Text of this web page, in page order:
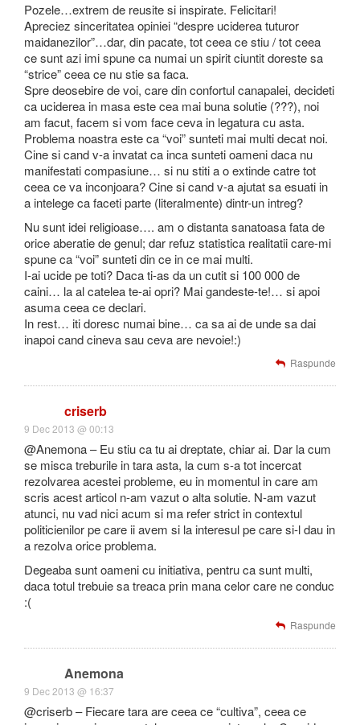
Pozele…extrem de reusite si inspirate. Felicitari!
Apreciez sinceritatea opiniei “despre uciderea tuturor
maidanezilor”…dar, din pacate, tot ceea ce stiu / tot ceea
ce sunt azi imi spune ca numai un spirit ciuntit doreste sa
“strice” ceea ce nu stie sa faca.
Spre deosebire de voi, care din confortul canapalei, decideti
ca uciderea in masa este cea mai buna solutie (???), noi
am facut, facem si vom face ceva in legatura cu asta.
Problema noastra este ca “voi” sunteti mai multi decat noi.
Cine si cand v-a invatat ca inca sunteti oameni daca nu
manifestati compasiune… si nu stiti a o extinde catre tot
ceea ce va inconjoara? Cine si cand v-a ajutat sa esuati in
a intelege ca faceti parte (literalmente) dintr-un intreg?
Nu sunt idei religioase…. am o distanta sanatoasa fata de
orice aberatie de genul; dar refuz statistica realitatii care-mi
spune ca “voi” sunteti din ce in ce mai multi.
I-ai ucide pe toti? Daca ti-as da un cutit si 100 000 de
caini… la al catelea te-ai opri? Mai gandeste-te!… si apoi
asuma ceea ce declari.
In rest… iti doresc numai bine… ca sa ai de unde sa dai
inapoi cand cineva sau ceva are nevoie!:)
Raspunde
criserb
9 Dec 2013 @ 00:13
@Anemona – Eu stiu ca tu ai dreptate, chiar ai. Dar la cum
se misca treburile in tara asta, la cum s-a tot incercat
rezolvarea acestei probleme, eu in momentul in care am
scris acest articol n-am vazut o alta solutie. N-am vazut
atunci, nu vad nici acum si ma refer strict in contextul
politicienilor pe care ii avem si la interesul pe care si-l dau in
a rezolva orice problema.
Degeaba sunt oameni cu initiativa, pentru ca sunt multi,
daca totul trebuie sa treaca prin mana celor care ne conduc
:(
Raspunde
Anemona
9 Dec 2013 @ 16:37
@criserb – Fiecare tara are ceea ce “cultiva”, ceea ce